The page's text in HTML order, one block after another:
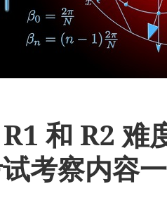
和 R2 难
考察内容